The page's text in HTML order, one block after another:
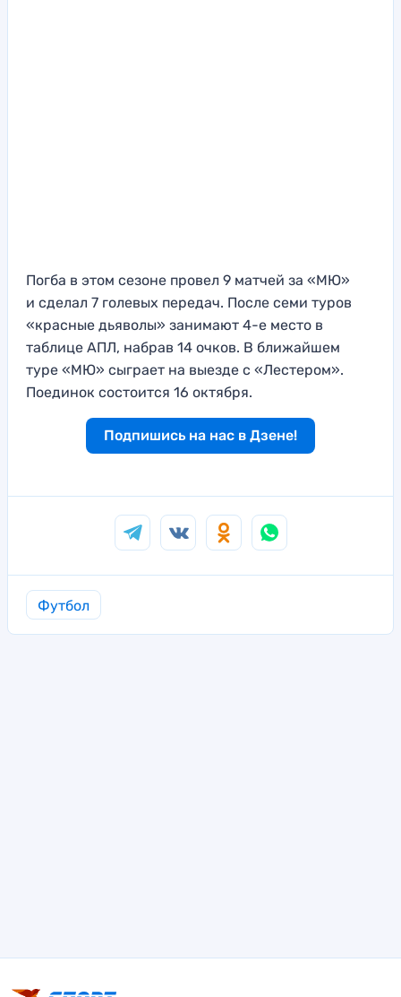
Погба в этом сезоне провел 9 матчей за «МЮ»
и сделал 7 голевых передач. После семи туров
«красные дьяволы» занимают 4-е место в
таблице АПЛ, набрав 14 очков. В ближайшем
туре «МЮ» сыграет на выезде с «Лестером».
Поединок состоится 16 октября.
Подпишись на нас в Дзене!
Футбол